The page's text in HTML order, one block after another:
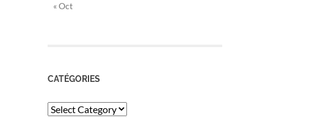
« Oct
CATÉGORIES
Catégories